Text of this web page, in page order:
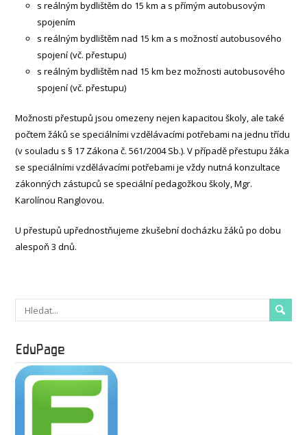
s reálným bydlištěm do 15 km a s přímým autobusovým
spojením
s reálným bydlištěm nad 15 km a s možností autobusového
spojení (vč. přestupu)
s reálným bydlištěm nad 15 km bez možnosti autobusového
spojení (vč. přestupu)
Možnosti přestupů jsou omezeny nejen kapacitou školy, ale také
počtem žáků se speciálními vzdělávacími potřebami na jednu třídu
(v souladu s § 17 Zákona č. 561/2004 Sb.). V případě přestupu žáka
se speciálními vzdělávacími potřebami je vždy nutná konzultace
zákonných zástupců se speciální pedagožkou školy, Mgr.
Karolínou Ranglovou.
U přestupů upřednostňujeme zkušební docházku žáků po dobu
alespoň 3 dnů.
EduPage